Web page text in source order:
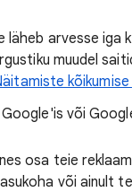
läheb arvesse iga
muudel
või
osa teie
või ainult